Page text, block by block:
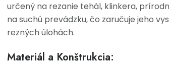
určený na rezanie tehál, klinkera,
na suchú prevádzku, čo zaručuje jeho
rezných úlohách.
Materiál a Konštrukcia: